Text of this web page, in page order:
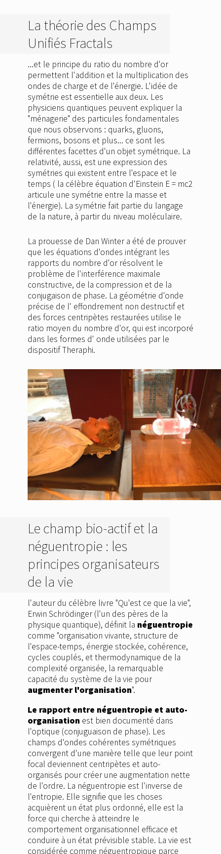
La théorie des Champs
Unifiés Fractals
...et le principe du ratio du nombre d'or
permettent l'addition et la multiplication des
ondes de charge et de l'énergie. L'idée de
symétrie est essentielle aux deux. Les
physiciens quantiques peuvent expliquer la
"ménagerie" des particules fondamentales
que nous observons : quarks, gluons,
fermions, bosons et plus... ce sont les
différentes facettes d'un objet symétrique. La
relativité, aussi, est une expression des
symétries qui existent entre l'espace et le
temps ( la célèbre équation d'Einstein E = mc2
articule une symétrie entre la masse et
l'énergie). La symétrie fait partie du langage
de la nature, à partir du niveau moléculaire.
La prouesse de Dan Winter a été de prouver
que les équations d'ondes intégrant les
rapports du nombre d'or résolvent le
problème de l'interférence maximale
constructive, de la compression et de la
conjugaison de phase. La géométrie d'onde
précise de l' effondrement non destructif et
des forces centripètes restaurées utilise le
ratio moyen du nombre d'or, qui est incorporé
dans les formes d' onde utilisées par le
dispositif Theraphi.
Le champ bio-actif et la
néguentropie : les
principes organisateurs
de la vie
l'auteur du célèbre livre "Qu'est ce que la vie",
Erwin Schrödinger (l'un des pères de la
physique quantique), définit la néguentropie
comme "organisation vivante, structure de
l'espace-temps, énergie stockée, cohérence,
cycles couplés, et thermodynamique de la
complexité organisée, la remarquable
capacité du système de la vie pour
augmenter l'organisation".
Le rapport entre néguentropie et auto-
organisation est bien documenté dans
l'optique (conjuguaison de phase). Les
champs d'ondes cohérentes symétriques
convergent d'une manière telle que leur point
focal deviennent centripètes et auto-
organisés pour créer une augmentation nette
de l'ordre. La néguentropie est l'inverse de
l'entropie. Elle signifie que les choses
acquièrent un état plus ordonné, elle est la
force qui cherche à atteindre le
comportement organisationnel efficace et
conduire à un état prévisible stable. La vie est
considérée comme néguentropique parce